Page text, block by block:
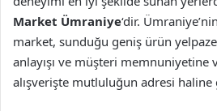
Market Ümraniye‘dir.
market, sunduğu geniş ürün
anlayışı ve müşteri memnuniyetine
alışverişte mutluluğun adresi haline